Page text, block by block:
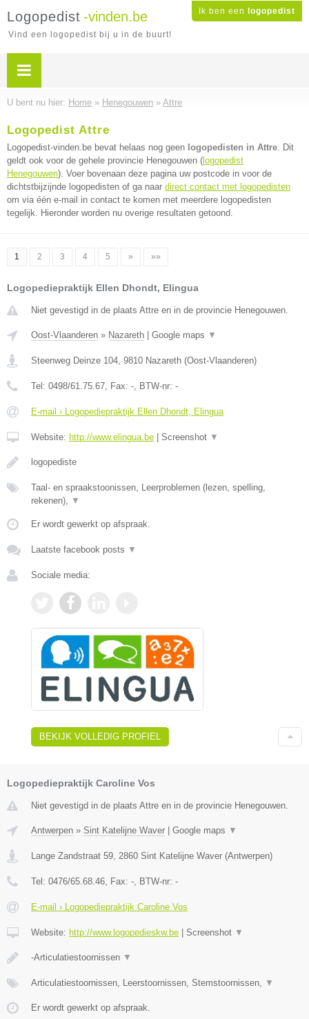
Ik ben een logopedist
Logopedist -vinden.be
Vind een logopedist bij u in de buurt!
U bent nu hier: Home » Henegouwen » Attre
Logopedist Attre
Logopedist-vinden.be bevat helaas nog geen logopedisten in Attre. Dit
geldt ook voor de gehele provincie Henegouwen ( logopedist
Henegouwen). Voer bovenaan deze pagina uw postcode in voor de
dichtstbijzijnde logopedisten of ga naar direct contact met logopedisten
om via één e-mail in contact te komen met meerdere logopedisten
tegelijk. Hieronder worden nu overige resultaten getoond.
1 2 3 4 5 » »»
Logopediepraktijk Ellen Dhondt, Elingua
Niet gevestigd in de plaats Attre en in de provincie Henegouwen.
Oost-Vlaanderen » Nazareth Google maps ▼
Steenweg Deinze 104, 9810 Nazareth (Oost-Vlaanderen)
Tel: 0498/61.75.67, Fax: -, BTW-nr: -
E-mail › Logopediepraktijk Ellen Dhondt, Elingua
Website: http://www.elingua.be Screenshot ▼
logopediste
Taal- en spraakstoonissen, Leerproblemen (lezen, spelling,
rekenen), ▼
Er wordt gewerkt op afspraak.
Laatste facebook posts ▼
Sociale media:
BEKIJK VOLLEDIG PROFIEL
Logopediepraktijk Caroline Vos
Niet gevestigd in de plaats Attre en in de provincie Henegouwen.
Antwerpen » Sint Katelijne Waver Google maps ▼
Lange Zandstraat 59, 2860 Sint Katelijne Waver (Antwerpen)
Tel: 0476/65.68.46, Fax: -, BTW-nr: -
E-mail › Logopediepraktijk Caroline Vos
Website: http://www.logopedieskw.be Screenshot ▼
-Articulatiestoornissen ▼
Articulatiestoornissen, Leerstoornissen, Stemstoornissen, ▼
Er wordt gewerkt op afspraak.